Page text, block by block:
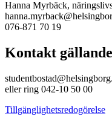
Hanna Myrbäck,
076-871 70 19
Kontakt
eller ring 042-10 50 00
Tillgänglighetsredogörelse